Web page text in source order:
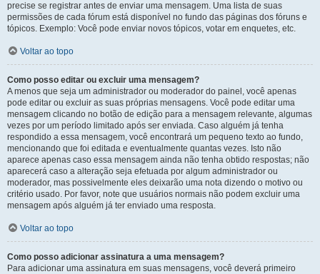
precise se registrar antes de enviar uma mensagem. Uma lista de suas
permissões de cada fórum está disponível no fundo das páginas dos fóruns e
tópicos. Exemplo: Você pode enviar novos tópicos, votar em enquetes, etc.
Voltar ao topo
Como posso editar ou excluir uma mensagem?
A menos que seja um administrador ou moderador do painel, você apenas
pode editar ou excluir as suas próprias mensagens. Você pode editar uma
mensagem clicando no botão de edição para a mensagem relevante, algumas
vezes por um período limitado após ser enviada. Caso alguém já tenha
respondido a essa mensagem, você encontrará um pequeno texto ao fundo,
mencionando que foi editada e eventualmente quantas vezes. Isto não
aparece apenas caso essa mensagem ainda não tenha obtido respostas; não
aparecerá caso a alteração seja efetuada por algum administrador ou
moderador, mas possivelmente eles deixarão uma nota dizendo o motivo ou
critério usado. Por favor, note que usuários normais não podem excluir uma
mensagem após alguém já ter enviado uma resposta.
Voltar ao topo
Como posso adicionar assinatura a uma mensagem?
Para adicionar uma assinatura em suas mensagens, você deverá primeiro